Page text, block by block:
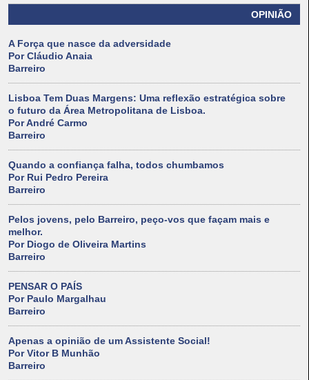
OPINIÃO
A Força que nasce da adversidade
Por Cláudio Anaia
Barreiro
Lisboa Tem Duas Margens: Uma reflexão estratégica sobre
o futuro da Área Metropolitana de Lisboa.
Por André Carmo
Barreiro
Quando a confiança falha, todos chumbamos
Por Rui Pedro Pereira
Barreiro
Pelos jovens, pelo Barreiro, peço-vos que façam mais e
melhor.
Por Diogo de Oliveira Martins
Barreiro
PENSAR O PAÍS
Por Paulo Margalhau
Barreiro
Apenas a opinião de um Assistente Social!
Por Vitor B Munhão
Barreiro